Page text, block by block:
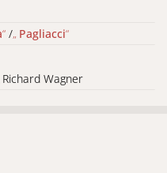
“ /„ Pagliacci“
Richard Wagner